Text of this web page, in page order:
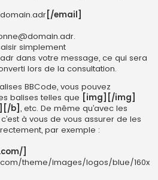
[/email]
.
simplement
dans votre message, ce qui sera
lors de la consultation.
BBCode, vous pouvez
balises telles que [img][/img]
b] , etc. De même qu’avec les
à vous de vous assurer de les
par exemple :
]
theme/images/logos/blue/160x